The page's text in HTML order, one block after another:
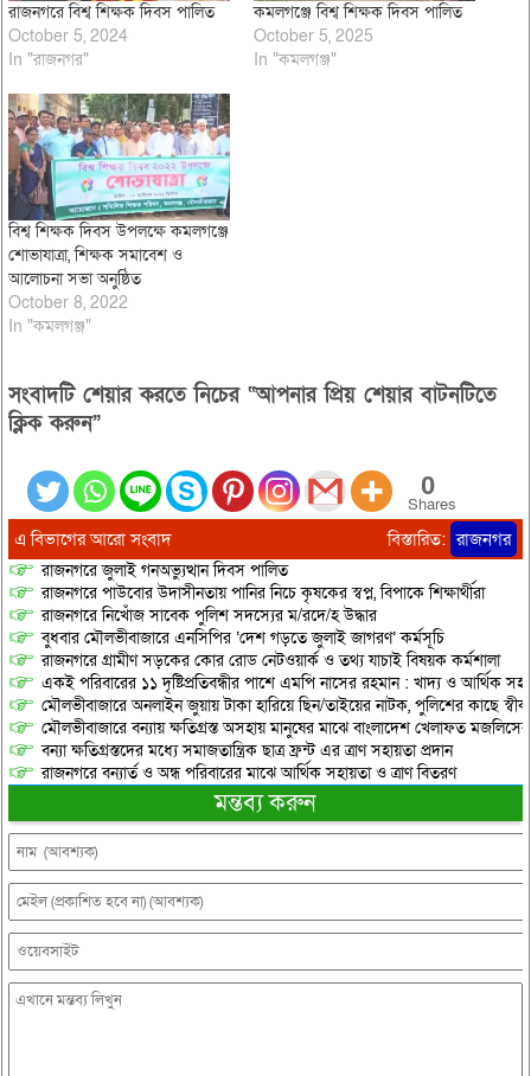
রাজনগরে বিশ্ব শিক্ষক দিবস পালিত
October 5, 2024
In "রাজনগর"
কমলগঞ্জে বিশ্ব শিক্ষক দিবস পালিত
October 5, 2025
In "কমলগঞ্জ"
বিশ্ব শিক্ষক দিবস উপলক্ষে কমলগঞ্জে
শোভাযাত্রা, শিক্ষক সমাবেশ ও
আলোচনা সভা অনুষ্ঠিত
October 8, 2022
In "কমলগঞ্জ"
সংবাদটি শেয়ার করতে নিচের “আপনার প্রিয় শেয়ার বাটনটিতে
ক্লিক করুন”
0
Shares
এ বিভাগের আরো সংবাদ বিস্তারিত: রাজনগর
রাজনগরে জুলাই গনঅভ্যুত্থান দিবস পালিত
রাজনগরে পাউবোর উদাসীনতায় পানির নিচে কৃষকের স্বপ্ন, বিপাকে শিক্ষার্থীরা
রাজনগরে নিখোঁজ সাবেক পুলিশ সদস্যের ম/রদে/হ উদ্ধার
বুধবার মৌলভীবাজারে এনসিপির ‘দেশ গড়তে জুলাই জাগরণ’ কর্মসূচি
রাজনগরে গ্রামীণ সড়কের কোর রোড নেটওয়ার্ক ও তথ্য যাচাই বিষয়ক কর্মশালা
একই পরিবারের ১১ দৃষ্টিপ্রতিবন্ধীর পাশে এমপি নাসের রহমান : খাদ্য ও আর্থিক
মৌলভীবাজারে অনলাইন জুয়ায় টাকা হারিয়ে ছিন/তাইয়ের নাটক, পুলিশের কাছে
মৌলভীবাজারে বন্যায় ক্ষতিগ্রস্ত অসহায় মানুষের মাঝে বাংলাদেশ খেলাফত মজলিসের
বন্যা ক্ষতিগ্রস্তদের মধ্যে সমাজতান্ত্রিক ছাত্র ফ্রন্ট এর ত্রাণ সহায়তা প্রদান
রাজনগরে বন্যার্ত ও অন্ধ পরিবারের মাঝে আর্থিক সহায়তা ও ত্রাণ বিতরণ
মন্তব্য করুন